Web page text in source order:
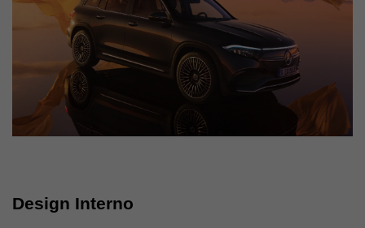
Design Interno